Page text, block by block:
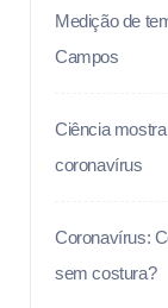
Medição de
Campos
Ciência
coronavírus
Coronavírus:
sem costura?